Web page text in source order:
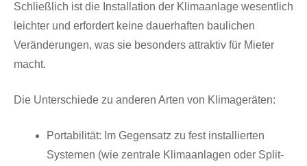
Schließlich ist die Installation der Klimaanlage wesentlich
leichter und erfordert keine dauerhaften baulichen
Veränderungen, was sie besonders attraktiv für Mieter
macht.
Die Unterschiede zu anderen Arten von Klimageräten:
Portabilität: Im Gegensatz zu fest installierten
Systemen (wie zentrale Klimaanlagen oder Split-